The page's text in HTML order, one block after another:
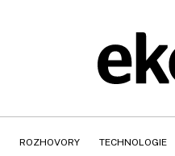
ROZHOVORY TECHNOLOGIE